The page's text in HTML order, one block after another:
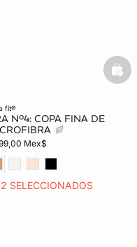
fit®
Nº4: COPA FINA DE
Mex$
SELECCIONADOS